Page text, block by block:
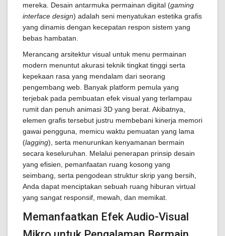
mereka. Desain antarmuka permainan digital (gaming
interface design) adalah seni menyatukan estetika grafis
yang dinamis dengan kecepatan respon sistem yang
bebas hambatan.
Merancang arsitektur visual untuk menu permainan
modern menuntut akurasi teknik tingkat tinggi serta
kepekaan rasa yang mendalam dari seorang
pengembang web. Banyak platform pemula yang
terjebak pada pembuatan efek visual yang terlampau
rumit dan penuh animasi 3D yang berat. Akibatnya,
elemen grafis tersebut justru membebani kinerja memori
gawai pengguna, memicu waktu pemuatan yang lama
(lagging), serta menurunkan kenyamanan bermain
secara keseluruhan. Melalui penerapan prinsip desain
yang efisien, pemanfaatan ruang kosong yang
seimbang, serta pengodean struktur skrip yang bersih,
Anda dapat menciptakan sebuah ruang hiburan virtual
yang sangat responsif, mewah, dan memikat.
Memanfaatkan Efek Audio-Visual